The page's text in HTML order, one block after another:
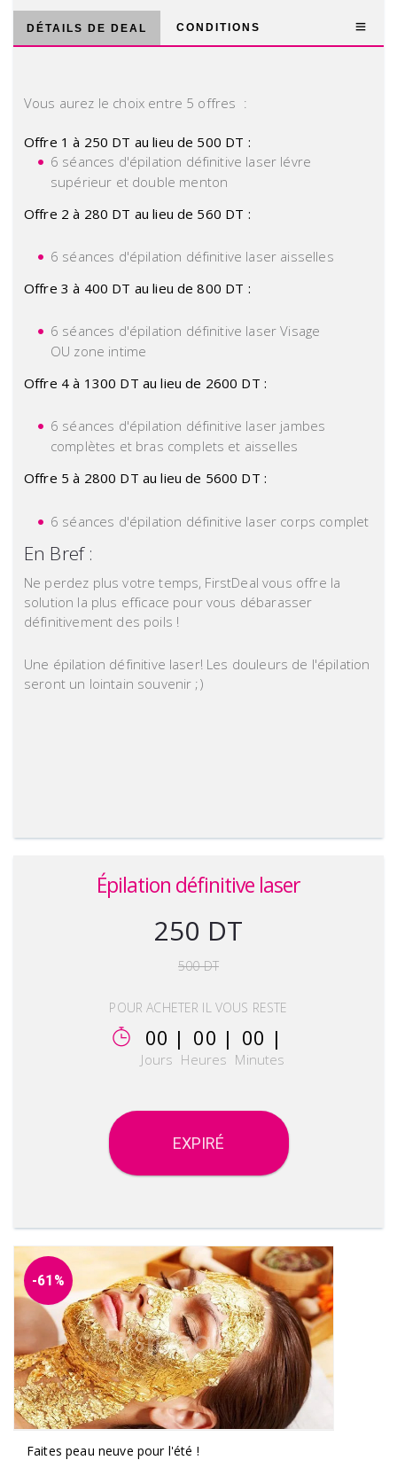
DÉTAILS DE DEAL CONDITIONS
Vous aurez le choix entre 5 offres :
Offre 1 à 250 DT au lieu de 500 DT :
6 séances d'épilation définitive laser lévre
supérieur et double menton
Offre 2 à 280 DT au lieu de 560 DT :
6 séances d'épilation définitive laser aisselles
Offre 3 à 400 DT au lieu de 800 DT :
6 séances d'épilation définitive laser Visage
OU zone intime
Offre 4 à 1300 DT au lieu de 2600 DT :
6 séances d'épilation définitive laser jambes
complètes et bras complets et aisselles
Offre 5 à 2800 DT au lieu de 5600 DT :
6 séances d'épilation définitive laser corps complet
En Bref :
Ne perdez plus votre temps, FirstDeal vous offre la
solution la plus efficace pour vous débarasser
définitivement des poils !
Une épilation définitive laser! Les douleurs de l'épilation
seront un lointain souvenir ;)
Épilation définitive laser
250 DT
500 DT
POUR ACHETER IL VOUS RESTE
00 | 00 | 00 |
Jours Heures Minutes
EXPIRÉ
-61%
Faites peau neuve pour l'été !